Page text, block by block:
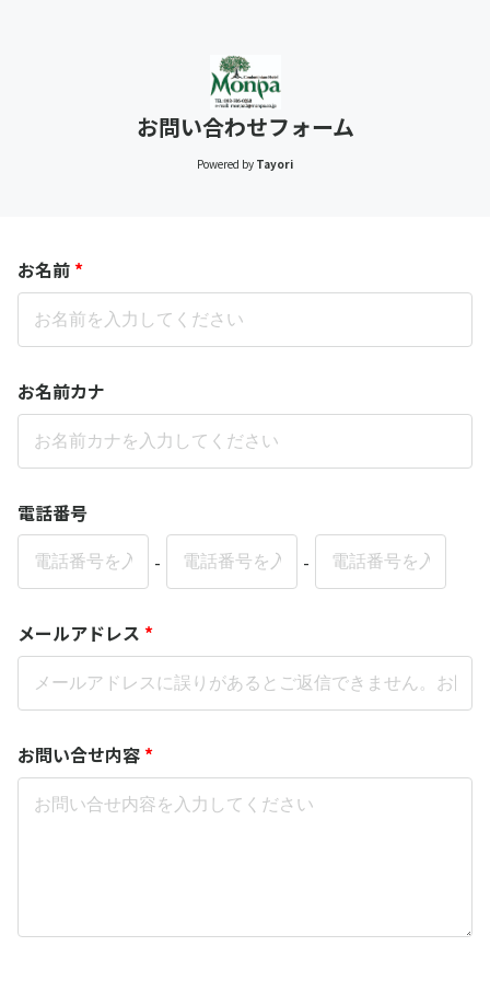
お問い合わせフォーム
Powered by Tayori
お名前 *
お名前カナ
電話番号
-
-
メールアドレス *
お問い合せ内容 *